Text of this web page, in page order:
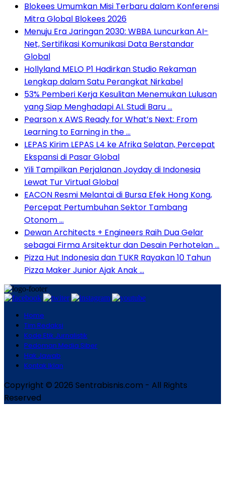
Blokees Umumkan Misi Terbaru dalam Konferensi
Mitra Global Blokees 2026
Menuju Era Jaringan 2030: WBBA Luncurkan AI-
Net, Sertifikasi Komunikasi Data Berstandar
Global
Hollyland MELO P1 Hadirkan Studio Rekaman
Lengkap dalam Satu Perangkat Nirkabel
53% Pemberi Kerja Kesulitan Menemukan Lulusan
yang Siap Menghadapi AI. Studi Baru …
Pearson x AWS Ready for What’s Next: From
Learning to Earning in the …
LEPAS Kirim LEPAS L4 ke Afrika Selatan, Percepat
Ekspansi di Pasar Global
Yili Tampilkan Perjalanan Joyday di Indonesia
Lewat Tur Virtual Global
EACON Resmi Melantai di Bursa Efek Hong Kong,
Percepat Pertumbuhan Sektor Tambang
Otonom …
Dewan Architects + Engineers Raih Dua Gelar
sebagai Firma Arsitektur dan Desain Perhotelan …
Pizza Hut Indonesia dan TUKR Rayakan 10 Tahun
Pizza Maker Junior Ajak Anak …
Home
Tim Redaksi
Kode Etik Jurnalistik
Pedoman Media Siber
Hak Jawab
Kontak Iklan
Copyright © 2026 Sentrabisnis.com - All Rights
Reserved